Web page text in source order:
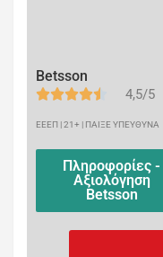
Betsson
4,5/5
ΕΕΕΠ | 21+ | ΠΑΙΞΕ ΥΠΕΥΘΥΝΑ
Πληροφορίες -
Αξιολόγηση
Betsson